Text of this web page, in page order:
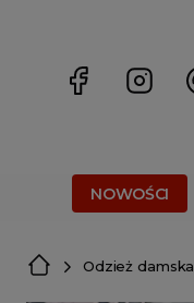
NOWOŚCI
Odzież damska